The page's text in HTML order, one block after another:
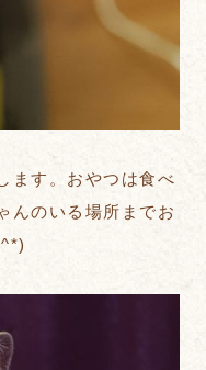
ます。おやつは食べ
んのいる場所までお